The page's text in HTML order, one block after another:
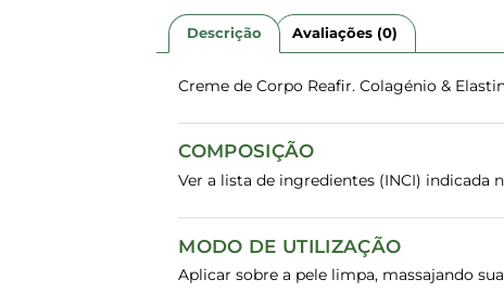
Descrição Avaliações (0)
Creme de Corpo Reafir. Colagénio &
COMPOSIÇÃO
Ver a lista de ingredientes (INCI) indicada
MODO DE UTILIZAÇÃO
Aplicar sobre a pele limpa, massajando